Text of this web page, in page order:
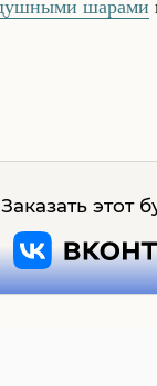
шарами
Заказать этот